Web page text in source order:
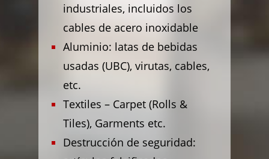
industriales, incluidos los
cables de acero inoxidable
Aluminio: latas de bebidas
usadas (UBC), virutas, cables,
etc.
Textiles – Carpet (Rolls &
Tiles), Garments etc.
Destrucción de seguridad: